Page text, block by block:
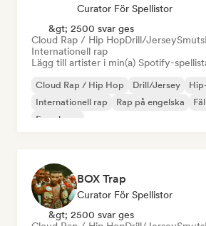
Curator För Spellistor
&gt; 2500 svar ges
Cloud Rap / Hip HopDrill/JerseySmuts
Internationell rap
Lägg till artister i min(a) Spotify-
Cloud Rap / Hip Hop Drill/Jersey
Internationell rap
Rap på engelska
Fransk rap
BOX Trap
Curator För Spellistor
&gt; 2500 svar ges